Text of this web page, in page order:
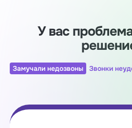
У вас
Замучали недозвоны Звонки